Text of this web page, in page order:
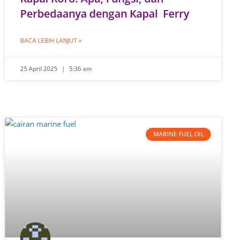
Perbedaanya dengan Kapal Ferry
BACA LEBIH LANJUT »
25 April 2025 5:36 am
MARINE FUEL OIL